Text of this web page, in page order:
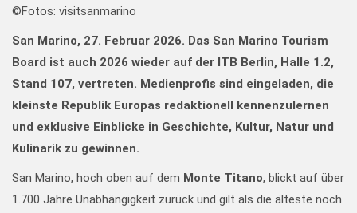
©Fotos: visitsanmarino
San Marino, 27. Februar 2026. Das San Marino Tourism
Board ist auch 2026 wieder auf der ITB Berlin, Halle 1.2,
Stand 107, vertreten. Medienprofis sind eingeladen, die
kleinste Republik Europas redaktionell kennenzulernen
und exklusive Einblicke in Geschichte, Kultur, Natur und
Kulinarik zu gewinnen.
San Marino, hoch oben auf dem Monte Titano, blickt auf über
1.700 Jahre Unabhängigkeit zurück und gilt als die älteste noch